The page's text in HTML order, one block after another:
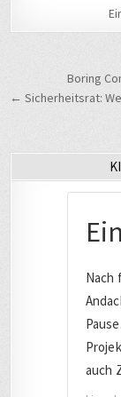
Boring
← Sicherheitsrat: